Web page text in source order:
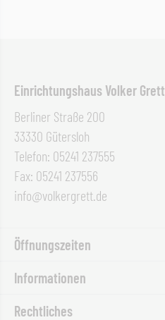
Einrichtungshaus Volker Grett
Berliner Straße 200
33330 Gütersloh
Telefon: 05241 237555
Fax: 05241 237556
info@volkergrett.de
Öffnungszeiten
Informationen
Rechtliches